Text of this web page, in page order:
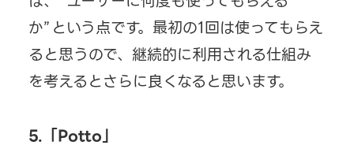
か”という点です。最初の1回は使ってもらえ
ると思うので、継続的に利用される仕組み
を考えるとさらに良くなると思います。
5.「Potto」